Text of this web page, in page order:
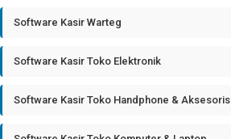
Software Kasir Warteg
Software Kasir Toko Elektronik
Software Kasir Toko Handphone & Aksesoris